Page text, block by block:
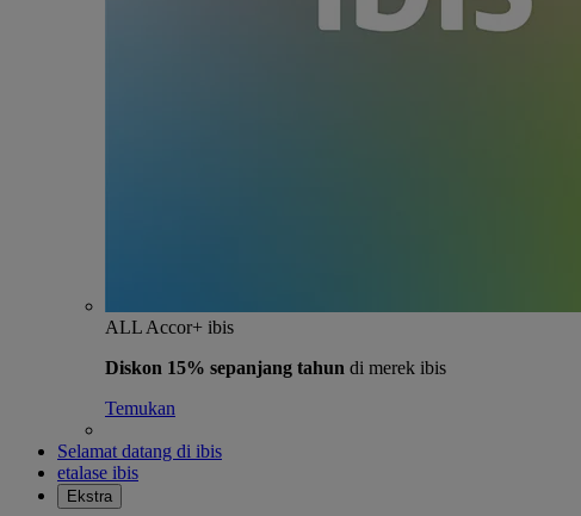
ALL Accor+ ibis
Diskon 15% sepanjang tahun di merek ibis
Temukan
Selamat datang di ibis
etalase ibis
Ekstra